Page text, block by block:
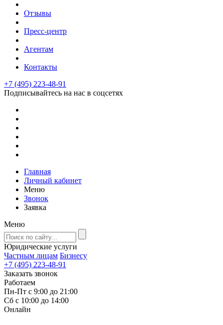
Отзывы
Пресс-центр
Агентам
Контакты
+7 (495) 223-48-91
Подписывайтесь на нас в соцсетях
Главная
Личный кабинет
Меню
Звонок
Заявка
Меню
Юридические услуги
Частным лицам Бизнесу
+7 (495) 223-48-91
Заказать звонок
Работаем
Пн-Пт с 9:00 до 21:00
Сб с 10:00 до 14:00
Онлайн